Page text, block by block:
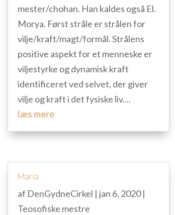
mester/chohan. Han kaldes også El.
Morya. Først stråle er strålen for
vilje/kraft/magt/formål. Strålens
positive aspekt for et menneske er
viljestyrke og dynamisk kraft
identificeret ved selvet, der giver
vilje og kraft i det fysiske liv....
læs mere
Maria
af DenGydneCirkel | jan 6, 2020|
Teosofiske mestre